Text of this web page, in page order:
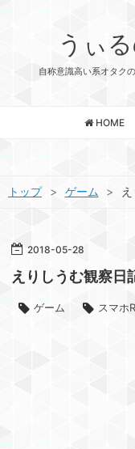
うぃ
自称意識高い系オタク
HOME
トップ > ゲーム >
2018-05-28
えりしうむ観察日
ゲーム スマホ